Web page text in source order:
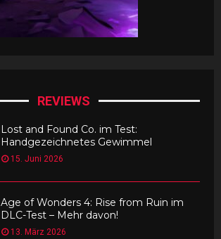
REVIEWS
Lost and Found Co. im Test:
Handgezeichnetes Gewimmel
15. Juni 2026
Age of Wonders 4: Rise from Ruin im
DLC-Test – Mehr davon!
13. März 2026